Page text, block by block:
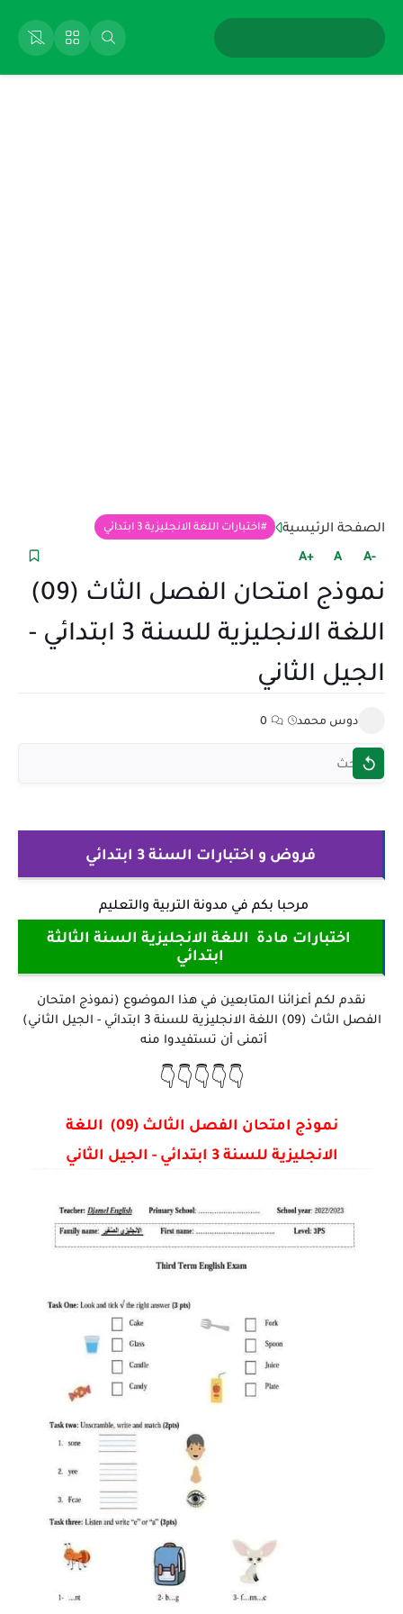
الصفحة الرئيسية اختبارات اللغة الانجليزية 3 ابتدائي
+A A -A
نموذج امتحان الفصل الثاث (09)
اللغة الانجليزية للسنة 3 ابتدائي -
الجيل الثاني
دوس محمد 0
فروض و اختبارات السنة 3 ابتدائي
مرحبا بكم في مدونة التربية والتعليم
اختبارات مادة اللغة الانجليزية السنة الثالثة
ابتدائي
نقدم لكم أعزائنا المتابعين في هذا الموضوع (نموذج امتحان
الفصل الثاث (09) اللغة الانجليزية للسنة 3 ابتدائي - الجيل الثاني)
أتمنى أن تستفيدوا منه
👇👇👇👇👇
نموذج امتحان الفصل الثالث (09) اللغة
الانجليزية للسنة 3 ابتدائي - الجيل الثاني